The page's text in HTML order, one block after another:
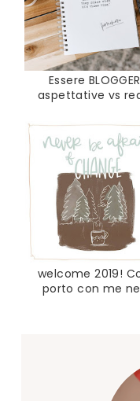
Essere
aspettative vs
welcome 2019!
porto con me